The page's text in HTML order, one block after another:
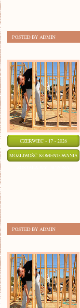
POSTED BY ADMIN
CZERWIEC - 17 - 2026
MOŻLIWOŚĆ KOMENTOWANIA
POSTED BY ADMIN